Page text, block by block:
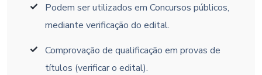
Podem ser utilizados em Concursos públicos,
mediante verificação do edital.
Comprovação de qualificação em provas de
títulos (verificar o edital).